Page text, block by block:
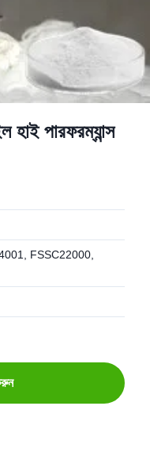
হাই পারফরম্যান্স
FSSC22000,